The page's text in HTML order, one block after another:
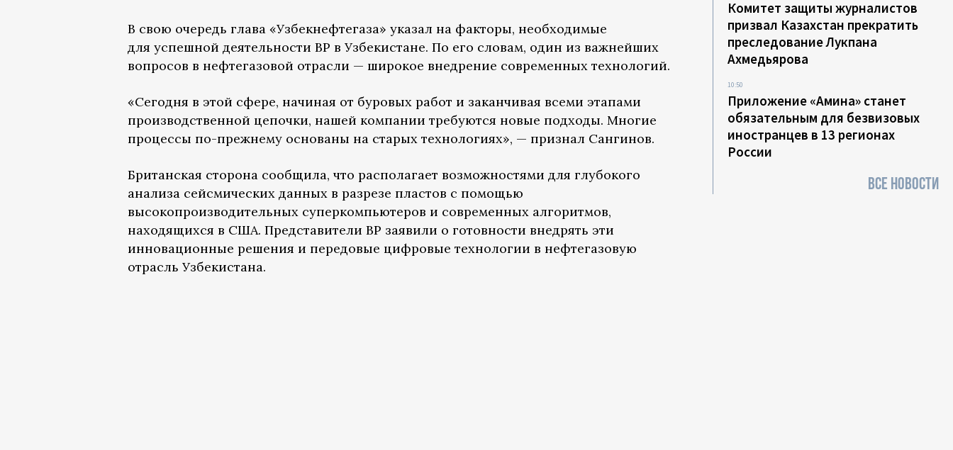
В свою очередь глава «Узбекнефтегаза» указал на факторы, необходимые
для успешной деятельности BP в Узбекистане. По его словам, один из важнейших
вопросов в нефтегазовой отрасли — широкое внедрение современных технологий.
«Сегодня в этой сфере, начиная от буровых работ и заканчивая всеми этапами
производственной цепочки, нашей компании требуются новые подходы. Многие
процессы по-прежнему основаны на старых технологиях», — признал Сангинов.
Британская сторона сообщила, что располагает возможностями для глубокого
анализа сейсмических данных в разрезе пластов с помощью
высокопроизводительных суперкомпьютеров и современных алгоритмов,
находящихся в США. Представители BP заявили о готовности внедрять эти
инновационные решения и передовые цифровые технологии в нефтегазовую
отрасль Узбекистана.
Комитет защиты журналистов
призвал Казахстан прекратить
преследование Лукпана
Ахмедьярова
10:50
Приложение «Амина» станет
обязательным для безвизовых
иностранцев в 13 регионах
России
ВСЕ НОВОСТИ